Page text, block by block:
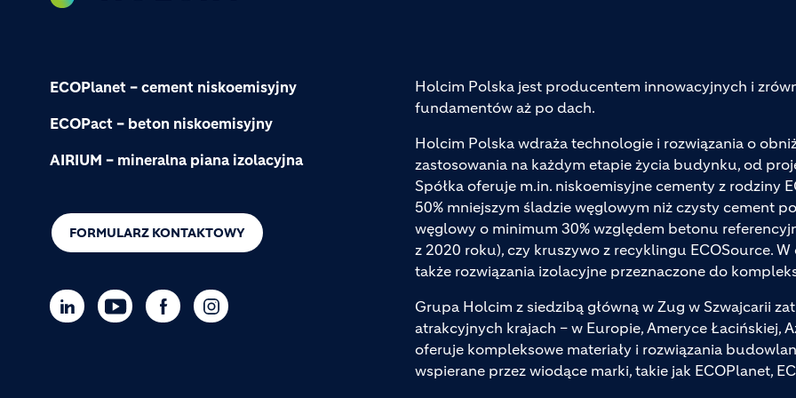
ECOPlanet – cement niskoemisyjny
ECOPact – beton niskoemisyjny
AIRIUM – mineralna piana izolacyjna
FORMULARZ KONTAKTOWY
Holcim Polska jest producentem innowacyjnych i
fundamentów aż po dach.
Holcim Polska wdraża technologie i rozwiązania o
zastosowania na każdym etapie życia budynku, od
Spółka oferuje m.in. niskoemisyjne cementy z
50% mniejszym śladzie węglowym niż czysty cement
węglowy o minimum 30% względem betonu
z 2020 roku), czy kruszywo z recyklingu ECOSource.
także rozwiązania izolacyjne przeznaczone do
Grupa Holcim z siedzibą główną w Zug w Szwajcarii
atrakcyjnych krajach – w Europie, Ameryce Łacińskiej,
oferuje kompleksowe materiały i rozwiązania
wspierane przez wiodące marki, takie jak ECOPlanet,